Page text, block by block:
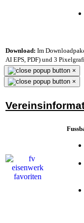
Download: Im
AI EPS, PDF) und 3
×
×